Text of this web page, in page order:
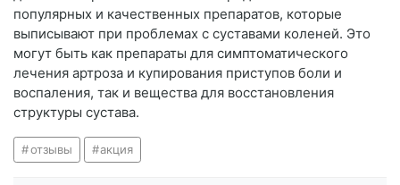
популярных и качественных препаратов, которые
выписывают при проблемах с суставами коленей. Это
могут быть как препараты для симптоматического
лечения артроза и купирования приступов боли и
воспаления, так и вещества для восстановления
структуры сустава.
отзывы акция